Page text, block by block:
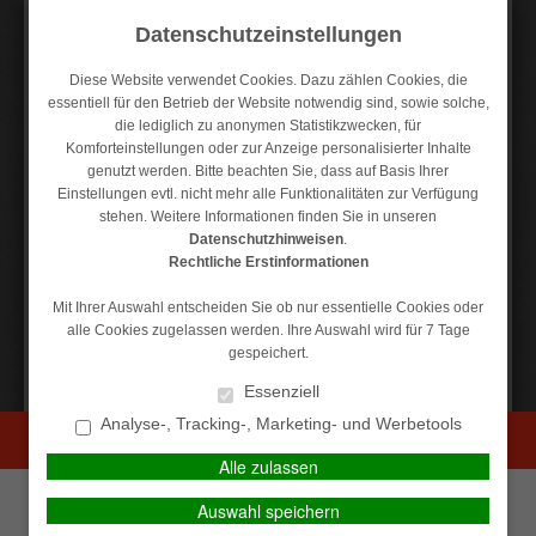
Kontakt Anfahrt Datenschutz Impressum
Datenänderung
Wenn sich Ihre Lebensumstände ändern (z.B. Änderung
der Kontoverbindung, Heirat, Nachwuchs, Ortswechsel,
beruflicher Auslandsaufenthalt, Scheidung,
Selbstständigkeit, Gründung einer im Handelsregister
eingetragenen Firma usw.), können Sie uns dies einfach
PERSÖNLICHE BERATUNG GEWÜNSCHT?
Ich wünsche eine
persönliche Beratung und
Ich verzichte auf eine
persönliche Beratung und
Datenschutzeinstellungen
Diese Website verwendet Cookies. Dazu zählen Cookies, die
essentiell für den Betrieb der Website notwendig sind, sowie solche,
die lediglich zu anonymen Statistikzwecken, für
Komforteinstellungen oder zur Anzeige personalisierter Inhalte
genutzt werden. Bitte beachten Sie, dass auf Basis Ihrer
Einstellungen evtl. nicht mehr alle Funktionalitäten zur Verfügung
stehen. Weitere Informationen finden Sie in unseren
Datenschutzhinweisen.
Rechtliche Erstinformationen
Mit Ihrer Auswahl entscheiden Sie ob nur essentielle Cookies oder
alle Cookies zugelassen werden. Ihre Auswahl wird für 7 Tage
gespeichert.
Essenziell
Analyse-, Tracking-, Marketing- und Werbetools
Alle zulassen
Auswahl speichern